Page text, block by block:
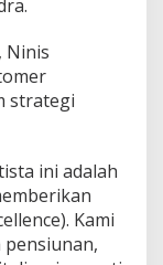
Ninis
strategi
ini adalah
Kami